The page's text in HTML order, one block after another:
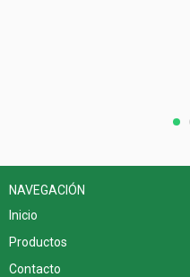
NAVEGACIÓN
Inicio
Productos
Contacto